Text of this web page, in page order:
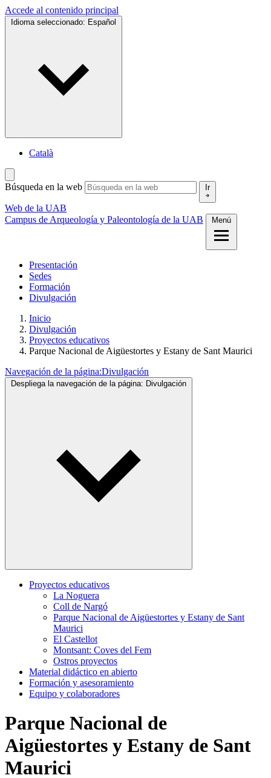
Accede al contenido principal
Idioma seleccionado: Español
Català
Búsqueda en la web Ir
Web de la UAB
Campus de Arqueología y Paleontología de la UAB
Menú
Presentación
Sedes
Formación
Divulgación
Inicio
Divulgación
Proyectos educativos
Parque Nacional de Aigüestortes y Estany de Sant Maurici
Navegación de la página:Divulgación
Despliega la navegación de la página: Divulgación
Proyectos educativos
La Noguera
Coll de Nargó
Parque Nacional de Aigüestortes y Estany de Sant
Maurici
El Castellot
Montsant: Coves del Fem
Ostros proyectos
Material didáctico en abierto
Formación y asesoramiento
Equipo y colaboradores
Parque Nacional de
Aigüestortes y Estany de Sant
Maurici